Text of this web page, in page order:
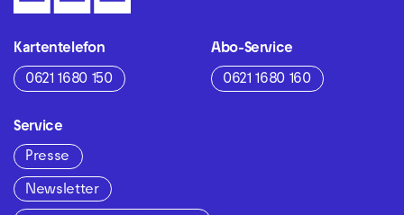
Kartentelefon
0621 1680 150
Abo-Service
0621 1680 160
Service
Presse
Newsletter